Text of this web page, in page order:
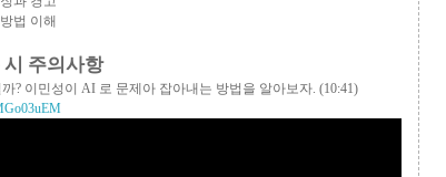
법 이해
시 주의사항
? 이민성이 AI 로 문제아 잡아내는 방법을 알아보자. (10:41)